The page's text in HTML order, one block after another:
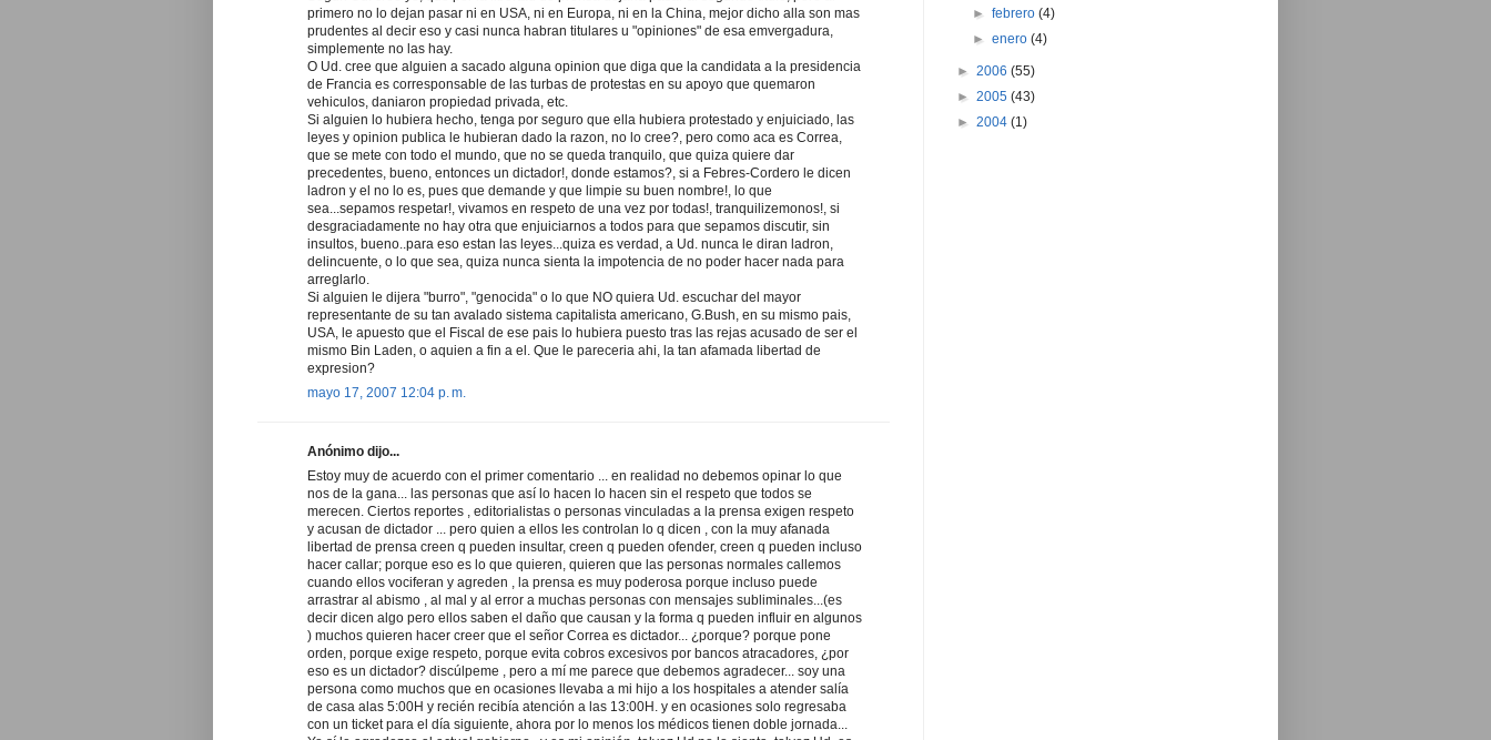
primero no lo dejan pasar ni en USA, ni en Europa, ni en la China, mejor dicho alla son mas
prudentes al decir eso y casi nunca habran titulares u "opiniones" de esa emvergadura,
simplemente no las hay.
O Ud. cree que alguien a sacado alguna opinion que diga que la candidata a la presidencia
de Francia es corresponsable de las turbas de protestas en su apoyo que quemaron
vehiculos, daniaron propiedad privada, etc.
Si alguien lo hubiera hecho, tenga por seguro que ella hubiera protestado y enjuiciado, las
leyes y opinion publica le hubieran dado la razon, no lo cree?, pero como aca es Correa,
que se mete con todo el mundo, que no se queda tranquilo, que quiza quiere dar
precedentes, bueno, entonces un dictador!, donde estamos?, si a Febres-Cordero le dicen
ladron y el no lo es, pues que demande y que limpie su buen nombre!, lo que
sea...sepamos respetar!, vivamos en respeto de una vez por todas!, tranquilizemonos!, si
desgraciadamente no hay otra que enjuiciarnos a todos para que sepamos discutir, sin
insultos, bueno..para eso estan las leyes...quiza es verdad, a Ud. nunca le diran ladron,
delincuente, o lo que sea, quiza nunca sienta la impotencia de no poder hacer nada para
arreglarlo.
Si alguien le dijera "burro", "genocida" o lo que NO quiera Ud. escuchar del mayor
representante de su tan avalado sistema capitalista americano, G.Bush, en su mismo pais,
USA, le apuesto que el Fiscal de ese pais lo hubiera puesto tras las rejas acusado de ser el
mismo Bin Laden, o aquien a fin a el. Que le pareceria ahi, la tan afamada libertad de
expresion?
mayo 17, 2007 12:04 p. m.
Anónimo dijo...
Estoy muy de acuerdo con el primer comentario ... en realidad no debemos opinar lo que
nos de la gana... las personas que así lo hacen lo hacen sin el respeto que todos se
merecen. Ciertos reportes , editorialistas o personas vinculadas a la prensa exigen respeto
y acusan de dictador ... pero quien a ellos les controlan lo q dicen , con la muy afanada
libertad de prensa creen q pueden insultar, creen q pueden ofender, creen q pueden incluso
hacer callar; porque eso es lo que quieren, quieren que las personas normales callemos
cuando ellos vociferan y agreden , la prensa es muy poderosa porque incluso puede
arrastrar al abismo , al mal y al error a muchas personas con mensajes subliminales...(es
decir dicen algo pero ellos saben el daño que causan y la forma q pueden influir en algunos
) muchos quieren hacer creer que el señor Correa es dictador... ¿porque? porque pone
orden, porque exige respeto, porque evita cobros excesivos por bancos atracadores, ¿por
eso es un dictador? discúlpeme , pero a mí me parece que debemos agradecer... soy una
persona como muchos que en ocasiones llevaba a mi hijo a los hospitales a atender salía
de casa alas 5:00H y recién recibía atención a las 13:00H. y en ocasiones solo regresaba
con un ticket para el día siguiente, ahora por lo menos los médicos tienen doble jornada...
►febrero(4)
►enero(4)
► 2006 (55)
► 2005 (43)
► 2004 (1)